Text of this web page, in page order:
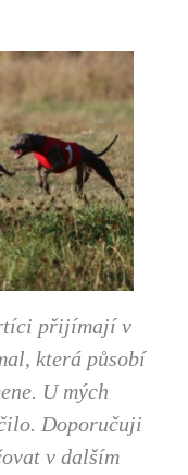
přijímají v
která působí
U mých
Doporučuji
v dalším